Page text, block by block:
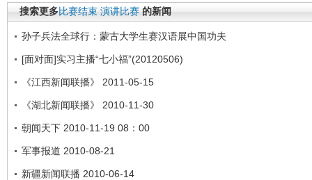
搜索更多比赛结束 演讲比赛 的新闻
孙子兵法全球行：蒙古大学生赛汉语展中国功夫
[面对面]实习主播“七小福”(20120506)
《江西新闻联播》 2011-05-15
《湖北新闻联播》 2010-11-30
朝闻天下 2010-11-19 08：00
军事报道 2010-08-21
新疆新闻联播 2010-06-14